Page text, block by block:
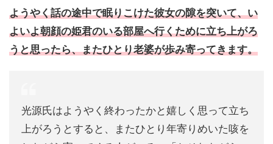
ようやく話の途中で眠りこけた彼女の隙を突いて、い
よいよ朝顔の姫君のいる部屋へ行くために立ち上がろ
うと思ったら、またひとり老婆が歩み寄ってきます。
光源氏はようやく終わったかと嬉しく思って立ち
上がろうとすると、またひとり年寄りめいた咳を